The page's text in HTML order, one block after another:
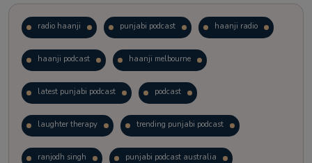
radio haanji punjabi podcast haanji radio
haanji podcast haanji melbourne
latest punjabi podcast podcast
laughter therapy trending punjabi podcast
ranjodh singh punjabi podcast australia